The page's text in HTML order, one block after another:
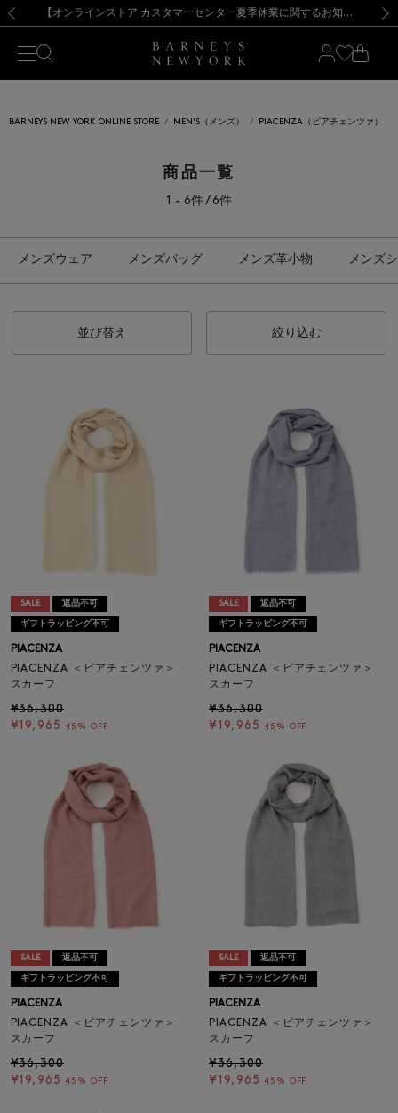
新規登録のお客様も対象！＜MY BARNEYS＞会員のお客様は11,000円（税込）以上のお買上げで常時送料無料！お買い物の際は会員登録を！
【夏季休業に伴う出荷一時停止のお知らせ】(2026.8.7) 【オンラインストア カスタマーセンター夏季休業に関するお知らせ】（2026.8.7）
【夏季休業に伴う返品・交換承り一時停止のお知らせ】（2026.8.5）
熊本県を中心とした地震の影響によるお荷物のお届けについて
【開催中】SUMMER SALEのご案内・ご注意事項 新規登録のお客様も対象！＜MY BARNEYS＞会員のお客様は11,000円（税込）以上のお買上げで常時送料無料！お買い物の際は会員登録を！
【夏季休業に伴う出荷一時停止のお知らせ】(2026.8.7)
BARNEYS NEW YORK ONLINE STORE MEN'S（メンズ） PIACENZA（ピアチェンツァ）
商品一覧
1 - 6件 / 6件
メンズウェア メンズバッグ メンズ革小物 メンズ
並び替え 絞り込む
SALE 返品不可
ギフトラッピング不可
PIACENZA
PIACENZA ＜ピアチェンツァ＞
スカーフ
¥36,300
¥19,965 45% OFF
SALE 返品不可
ギフトラッピング不可
PIACENZA
PIACENZA ＜ピアチェンツァ＞
スカーフ
¥36,300
¥19,965 45% OFF
SALE 返品不可
ギフトラッピング不可
PIACENZA
PIACENZA ＜ピアチェンツァ＞
スカーフ
¥36,300
¥19,965 45% OFF
SALE 返品不可
ギフトラッピング不可
PIACENZA
PIACENZA ＜ピアチェンツァ＞
スカーフ
¥36,300
¥19,965 45% OFF